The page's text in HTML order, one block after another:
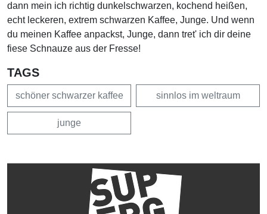
dann mein ich richtig dunkelschwarzen, kochend heißen,
echt leckeren, extrem schwarzen Kaffee, Junge. Und wenn
du meinen Kaffee anpackst, Junge, dann tret' ich dir deine
fiese Schnauze aus der Fresse!
TAGS
schöner schwarzer kaffee sinnlos im weltraum
junge